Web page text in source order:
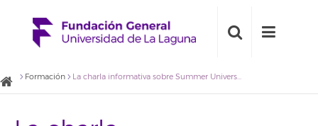
Formación La charla informativa sobre Summer Universities tendrá lugar en la ULL